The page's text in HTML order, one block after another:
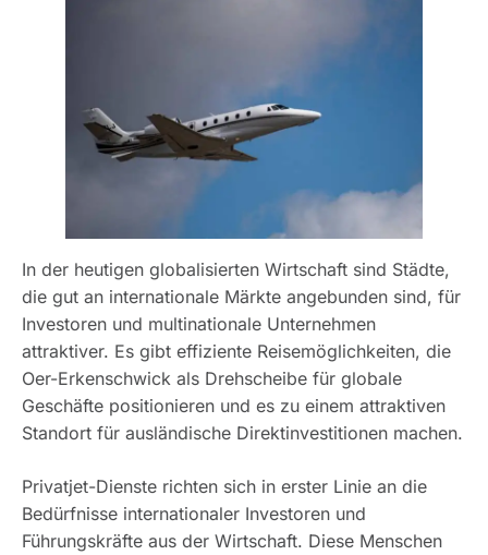
In der heutigen globalisierten Wirtschaft sind Städte,
die gut an internationale Märkte angebunden sind, für
Investoren und multinationale Unternehmen
attraktiver. Es gibt effiziente Reisemöglichkeiten, die
Oer-Erkenschwick als Drehscheibe für globale
Geschäfte positionieren und es zu einem attraktiven
Standort für ausländische Direktinvestitionen machen.
Privatjet-Dienste richten sich in erster Linie an die
Bedürfnisse internationaler Investoren und
Führungskräfte aus der Wirtschaft. Diese Menschen